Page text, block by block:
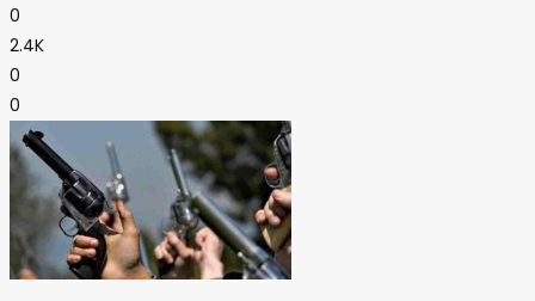
0
2.4K
0
0